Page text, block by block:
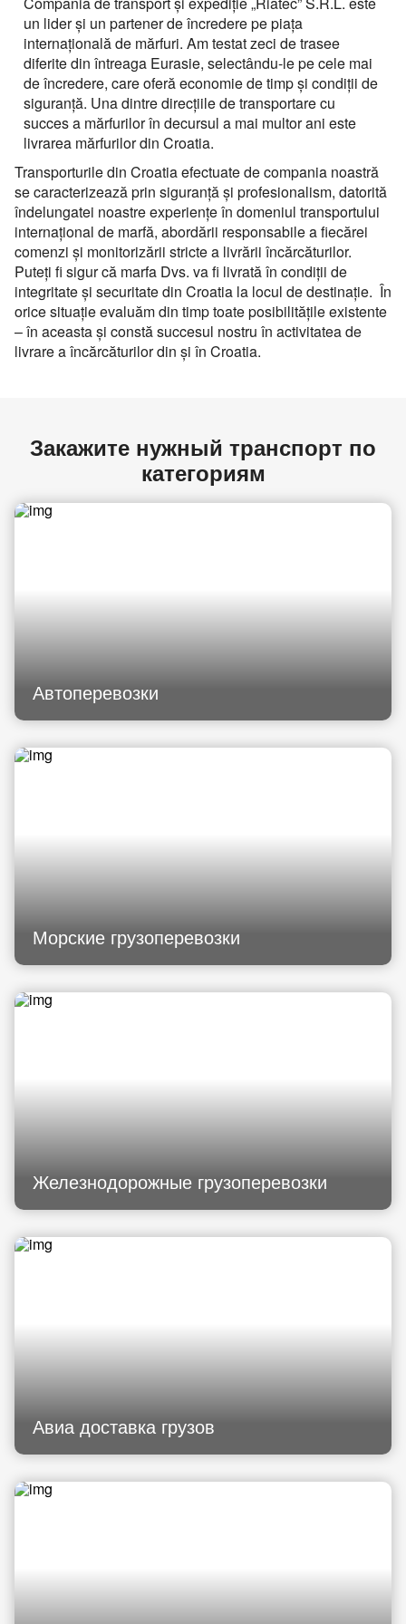
de
Transporturi cu megatrailere cu prelată, capacitate 105
metr
Platformă cu prelată UMBO, capacitatea 100 mc
Autotren pentru transportarea autoturismelor
Transport pentru mărfuri cu gabarit depăşit
Semiremorcă metalică, caroserie izotermică capacitatea
90 mс
Transportul cu containerele – containere 20 ft, 40 ft
Transporturi de mărfuri periculoase ADR
Transporturi de mărfuri mixte de la 200 kg
Грузовые авиа перевозки
Зерновозы, перевозка зерна
Автоперевозки спецтехники
Перевозки и доставка контейнеров
Размеры контейнеров
Стоимость морских перевозок
Перевозки морем по странам
Перевозим грузы по морю
Международные ж.д грузоперевозки
Типы ж.д. вагонов и контейнеров
Направления Ж.Д. перевозок
Стоимость перевозок ж.д вагонами
Ж.Д. вагоны, галерея
Доставка сборных грузов
Посылки и мелкие грузы
Стоимость перевозки посылок
Доставка посылки из и в Европу
Доставка посылки Страны СНГ
Посылки из Азии, и USA
Транспорт для доставки посылок
Все типы грузов
Авто грузы
Грузы для морских перевозок.
Грузы для Ж.Д. перевозок
Adăugați un transport
Все типы транспорта
Авто транспорт
Ж.Д. транспорт
Морской транспорт
Авиа транспорт
Volumul încărcăturii
Persoana de contact
Numar de contact
E-mail
Prin depunerea unei cereri, sunteți de acord cu
prelucrarea datelor cu caracter personal.
un lider şi un partener de încredere pe piaţa
internaţională de mărfuri. Am testat zeci de trasee
diferite din întreaga Eurasie, selectându-le pe cele mai
de încredere, care oferă economie de timp şi condiţii de
siguranţă. Una dintre direcţiile de transportare cu
succes a mărfurilor în decursul a mai multor ani este
livrarea mărfurilor din Croatia.
Transporturile din Croatia efectuate de compania noastră
se caracterizează prin siguranţă şi profesionalism, datorită
îndelungatei noastre experienţe în domeniul transportului
internaţional de marfă, abordării responsabile a fiecărei
comenzi şi monitorizării stricte a livrării încărcăturilor.
Puteţi fi sigur că marfa Dvs. va fi livrată în condiţii de
integritate şi securitate din Croatia la locul de destinaţie. În
orice situaţie evaluăm din timp toate posibilităţile existente
– în aceasta şi constă succesul nostru în activitatea de
livrare a încărcăturilor din şi în Croatia.
Закажите нужный транспорт по
категориям
Автоперевозки
Морские грузоперевозки
Железнодорожные грузоперевозки
Авиа доставка грузов
Persoana de contact
Numar de contact
E-mail
Prin depunerea unei cereri, sunteți de acord cu
prelucrarea datelor cu caracter personal.
Persoana de contact
Numar de contact
E-mail
Prin depunerea unei cereri, sunteți de acord cu
prelucrarea datelor cu caracter personal.